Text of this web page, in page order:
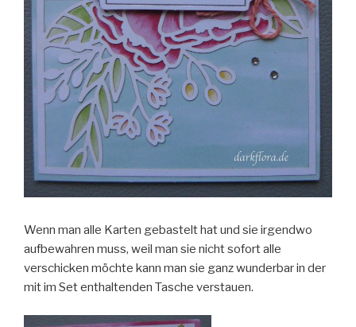
Wenn man alle Karten gebastelt hat und sie irgendwo
aufbewahren muss, weil man sie nicht sofort alle
verschicken möchte kann man sie ganz wunderbar in der
mit im Set enthaltenden Tasche verstauen.